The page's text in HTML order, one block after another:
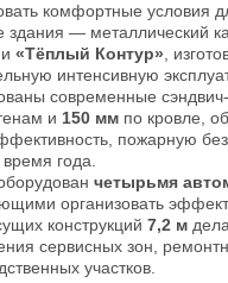
комфортные условия
здания — металлический
«Тёплый Контур» ,
интенсивную
современные
и 150 мм по кровле,
пожарную
года.
четырьмя
организовать
конструкций 7,2 м
сервисных зон,
участков.